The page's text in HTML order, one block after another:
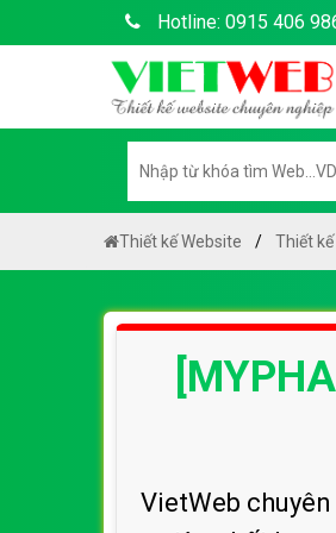
Hotline: 0915 406
Thiết kế Website Thiết
VietWeb